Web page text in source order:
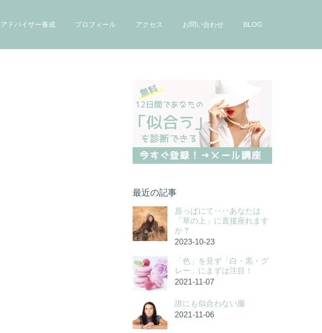
アドバイザー養成 プロフィール アクセス お問い合わせ BLOG
最近の記事
原っぱにて‥‥あなたは
「草の上」に直接座れます
か？
2023-10-23
「色」を見ず「白・黒・グ
レー」にまずは注目！
2021-11-07
誰にも似合わない服
2021-11-06